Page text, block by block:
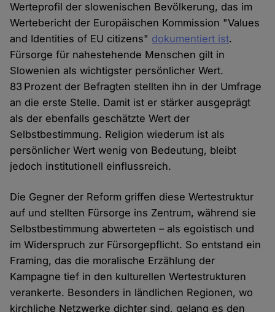
Werteprofil der slowenischen Bevölkerung, das im
Wertebericht der Europäischen Kommission "Values
and Identities of EU citizens" dokumentiert ist.
Fürsorge für nahestehende Menschen gilt in
Slowenien als wichtigster persönlicher Wert.
83 Prozent der Befragten stellten ihn in der Umfrage
an die erste Stelle. Damit ist er stärker ausgeprägt
als der ebenfalls geschätzte Wert der
Selbstbestimmung. Religion wiederum ist als
persönlicher Wert wenig von Bedeutung, bleibt
jedoch institutionell einflussreich.
Die Gegner der Reform griffen diese Wertestruktur
auf und stellten Fürsorge ins Zentrum, während sie
Selbstbestimmung abwerteten – als egoistisch und
im Widerspruch zur Fürsorgepflicht. So entstand ein
Framing, das die moralische Erzählung der
Kampagne tief in den kulturellen Wertestrukturen
verankerte. Besonders in ländlichen Regionen, wo
kirchliche Netzwerke dichter sind, gelang es den